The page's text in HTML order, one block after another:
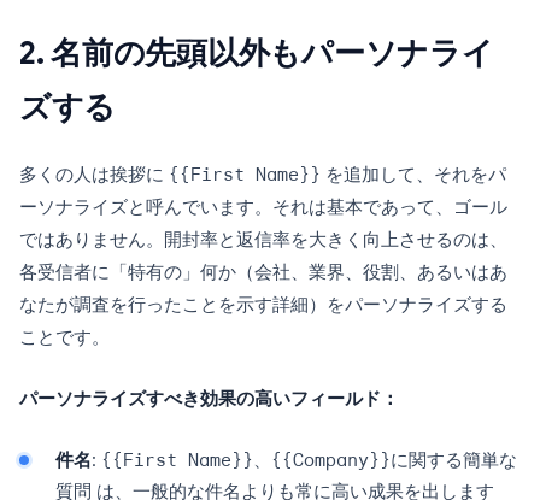
2. 名前の先頭以外もパーソナライ
ズする
多くの人は挨拶に {{First Name}} を追加して、それをパ
ーソナライズと呼んでいます。それは基本であって、ゴール
ではありません。開封率と返信率を大きく向上させるのは、
各受信者に「特有の」何か（会社、業界、役割、あるいはあ
なたが調査を行ったことを示す詳細）をパーソナライズする
ことです。
パーソナライズすべき効果の高いフィールド：
件名: {{First Name}}、{{Company}}に関する簡単な
質問 は、一般的な件名よりも常に高い成果を出します